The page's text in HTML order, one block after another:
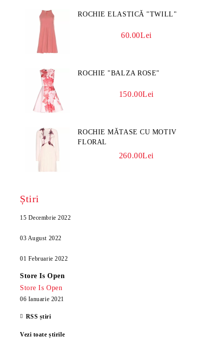
ROCHIE ELASTICĂ "TWILL"
60.00Lei
ROCHIE "BALZA ROSE"
150.00Lei
ROCHIE MĂTASE CU MOTIV
FLORAL
260.00Lei
Știri
15 Decembrie 2022
03 August 2022
01 Februarie 2022
Store Is Open
Store Is Open
06 Ianuarie 2021
RSS știri
Vezi toate știrile